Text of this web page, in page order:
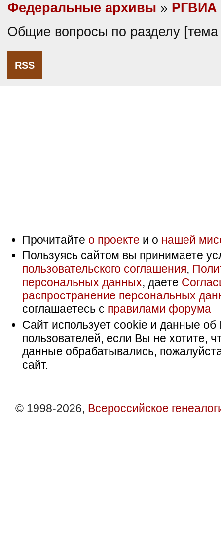
Федеральные архивы » РГВИА
Общие вопросы по разделу
RSS
Прочитайте о проекте и о нашей
Пользуясь сайтом вы принимаете
пользовательского соглашения,
персональных данных, даете
распространение персональных
соглашаетесь с правилами форума
Сайт использует cookie и данные об
пользователей, если Вы не хотите,
данные обрабатывались,
сайт.
© 1998-2026, Всероссийское